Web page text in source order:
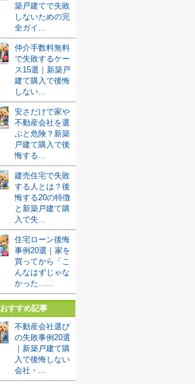
築戸建てで失敗
しないための完
全ガイ...
仲介手数料無料
で失敗するケー
ス15選｜新築戸
建て購入で後悔
しない...
安さだけで家や
不動産会社を選
ぶと危険？新築
戸建て購入で後
悔する...
建売住宅で失敗
する人とは？後
悔する20の特徴
と新築戸建て購
入で失...
住宅ローン後悔
事例20選｜家を
買ってから「こ
んなはずじゃな
かった…...
おすすめ記事
不動産会社選び
の失敗事例20選
｜新築戸建て購
入で後悔しない
会社・...